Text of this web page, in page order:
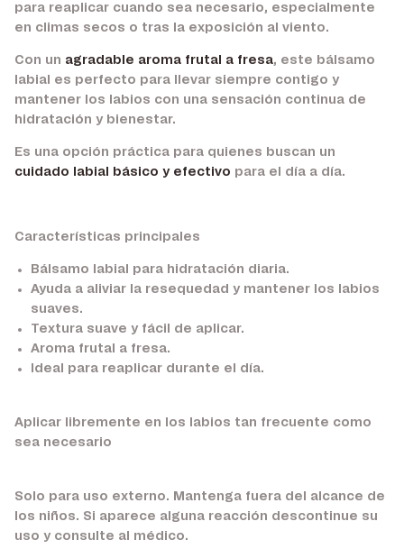
para reaplicar cuando sea necesario, especialmente
en climas secos o tras la exposición al viento.
Con un agradable aroma frutal a fresa, este bálsamo
labial es perfecto para llevar siempre contigo y
mantener los labios con una sensación continua de
hidratación y bienestar.
Es una opción práctica para quienes buscan un
cuidado labial básico y efectivo para el día a día.
Características principales
Bálsamo labial para hidratación diaria.
Ayuda a aliviar la resequedad y mantener los labios
suaves.
Textura suave y fácil de aplicar.
Aroma frutal a fresa.
Ideal para reaplicar durante el día.
Aplicar libremente en los labios tan frecuente como
sea necesario
Solo para uso externo. Mantenga fuera del alcance de
los niños. Si aparece alguna reacción descontinue su
uso y consulte al médico.